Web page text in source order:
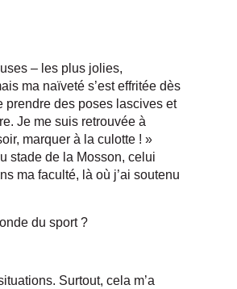
– les plus jolies,
ma naïveté s’est effritée dès
prendre des poses lascives et
Je me suis retrouvée à
marquer à la culotte ! »
stade de la Mosson, celui
ma faculté, là où j’ai soutenu
du sport ?
Surtout, cela m’a